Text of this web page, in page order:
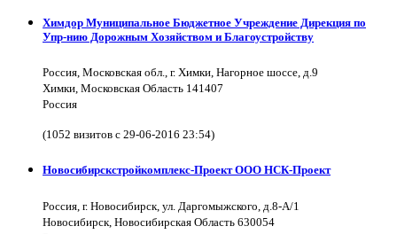
Химдор Муниципальное Бюджетное Учреждение Дирекция по
Упр-нию Дорожным Хозяйством и Благоустройству
Россия, Московская обл., г. Химки, Нагорное шоссе, д.9
Химки, Московская Область 141407
Россия
(1052 визитов с 29-06-2016 23:54)
Новосибирскстройкомплекс-Проект ООО НСК-Проект
Россия, г. Новосибирск, ул. Даргомыжского, д.8-А/1
Новосибирск, Новосибирская Область 630054